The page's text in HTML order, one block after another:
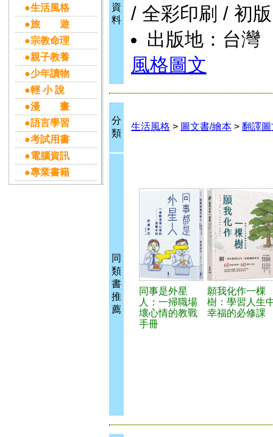
●生活風格
●旅 遊
●宗教命理
●親子教養
●少年讀物
●輕 小 說
●漫 畫
●語言學習
●考試用書
●電腦資訊
●專業書籍
資
料
/ 全彩印刷 / 初版
出版地：台灣
風格圖文
分
類
生活風格 > 圖文書/繪本 > 翻譯
同
類
書
推
薦
同事是外星
人：一掃職場
壞心情的教戰
手冊
願我化作一棵
樹：學習人生
幸福的必修課